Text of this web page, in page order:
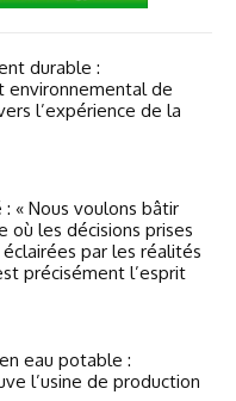
durable :
environnemental de
l’expérience de la
: « Nous voulons bâtir
où les décisions prises
par les réalités
précisément l’esprit
eau potable :
l’usine de production